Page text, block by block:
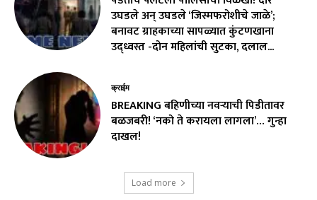
उघडले अन् उघडले ‘जिस्मफरोशीचे जाळे’;
बनावट ग्राहकाच्या सापळ्यात कुंटणखाना
उद्ध्वस्त -दोन महिलांची सुटका, दलाल...
क्राईम
BREAKING बहिणीच्या नवऱ्याची पिडीतावर
बळजबरी! ‘नको ते करायला लागला’… गुन्हा
दाखल!
Load more